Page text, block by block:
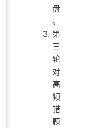
盘
。
第
三
轮
对
高
频
错
题